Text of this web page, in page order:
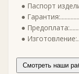
● Паспорт
●
●
●
Смотреть наши